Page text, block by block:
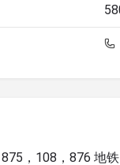
，108，876 地